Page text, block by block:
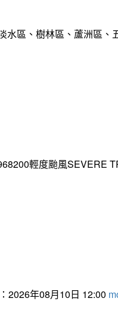
區、樹林區、蘆洲區
輕度颱風SEVERE
2026年08月10日 12:00